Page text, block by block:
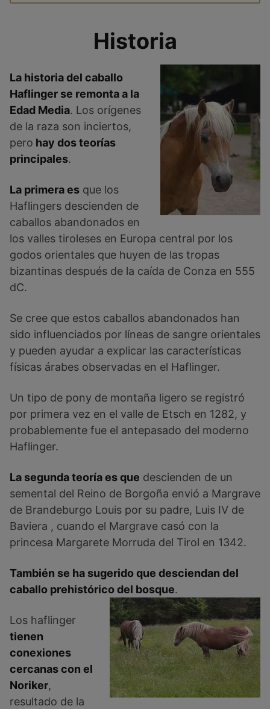
Historia
La historia del caballo
Haflinger se remonta a la
Edad Media. Los orígenes
de la raza son inciertos,
pero hay dos teorías
principales.
La primera es que los
Haflingers descienden de
caballos abandonados en
los valles tiroleses en Europa central por los
godos orientales que huyen de las tropas
bizantinas después de la caída de Conza en 555
dC.
Se cree que estos caballos abandonados han
sido influenciados por líneas de sangre orientales
y pueden ayudar a explicar las características
físicas árabes observadas en el Haflinger.
Un tipo de pony de montaña ligero se registró
por primera vez en el valle de Etsch en 1282, y
probablemente fue el antepasado del moderno
Haflinger.
La segunda teoría es que descienden de un
semental del Reino de Borgoña envió a Margrave
de Brandeburgo Louis por su padre, Luis IV de
Baviera , cuando el Margrave casó con la
princesa Margarete Morruda del Tirol en 1342.
También se ha sugerido que desciendan del
caballo prehistórico del bosque.
Los haflinger
tienen
conexiones
cercanas con el
Noriker,
resultado de la